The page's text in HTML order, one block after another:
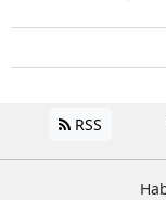
RSS